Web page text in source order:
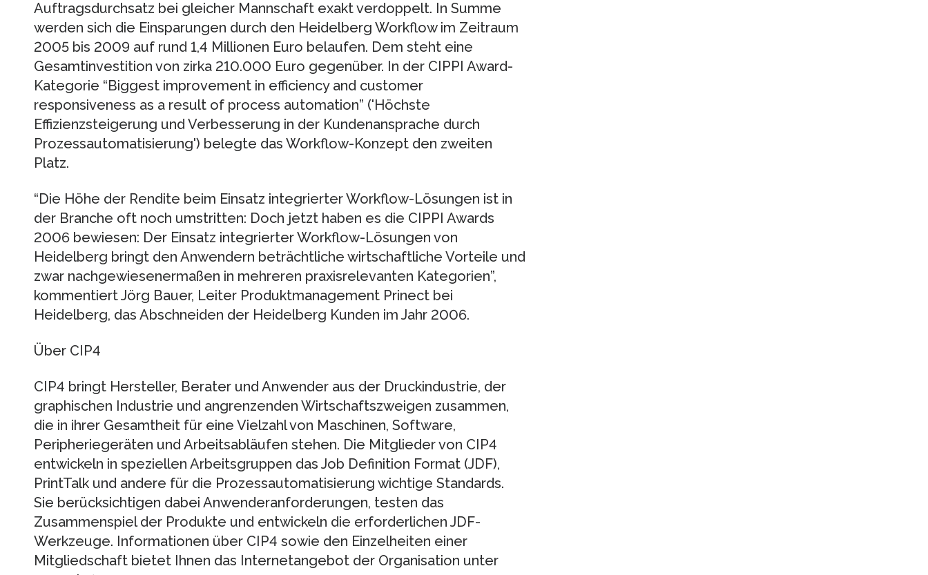
Auftragsdurchsatz bei gleicher Mannschaft exakt verdoppelt. In Summe
werden sich die Einsparungen durch den Heidelberg Workflow im Zeitraum
2005 bis 2009 auf rund 1,4 Millionen Euro belaufen. Dem steht eine
Gesamtinvestition von zirka 210.000 Euro gegenüber. In der CIPPI Award-
Kategorie “Biggest improvement in efficiency and customer
responsiveness as a result of process automation” ('Höchste
Effizienzsteigerung und Verbesserung in der Kundenansprache durch
Prozessautomatisierung') belegte das Workflow-Konzept den zweiten
Platz.
“Die Höhe der Rendite beim Einsatz integrierter Workflow-Lösungen ist in
der Branche oft noch umstritten: Doch jetzt haben es die CIPPI Awards
2006 bewiesen: Der Einsatz integrierter Workflow-Lösungen von
Heidelberg bringt den Anwendern beträchtliche wirtschaftliche Vorteile und
zwar nachgewiesenermaßen in mehreren praxisrelevanten Kategorien”,
kommentiert Jörg Bauer, Leiter Produktmanagement Prinect bei
Heidelberg, das Abschneiden der Heidelberg Kunden im Jahr 2006.
Über CIP4
CIP4 bringt Hersteller, Berater und Anwender aus der Druckindustrie, der
graphischen Industrie und angrenzenden Wirtschaftszweigen zusammen,
die in ihrer Gesamtheit für eine Vielzahl von Maschinen, Software,
Peripheriegeräten und Arbeitsabläufen stehen. Die Mitglieder von CIP4
entwickeln in speziellen Arbeitsgruppen das Job Definition Format (JDF),
PrintTalk und andere für die Prozessautomatisierung wichtige Standards.
Sie berücksichtigen dabei Anwenderanforderungen, testen das
Zusammenspiel der Produkte und entwickeln die erforderlichen JDF-
Werkzeuge. Informationen über CIP4 sowie den Einzelheiten einer
Mitgliedschaft bietet Ihnen das Internetangebot der Organisation unter